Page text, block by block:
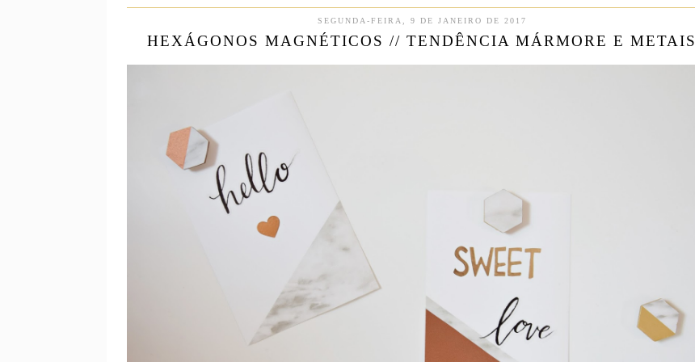
SEGUNDA-FEIRA, 9 DE JANEIRO DE 2017
HEXÁGONOS MAGNÉTICOS // TENDÊNCIA MÁRMORE E METAIS